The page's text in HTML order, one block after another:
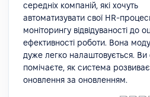
середніх компаній, які хочуть
автоматизувати свої HR-
моніторингу відвідуваності до
ефективності роботи. Вона
дуже легко налаштовується. Ви
помічаєте, як система
оновлення за оновленням.